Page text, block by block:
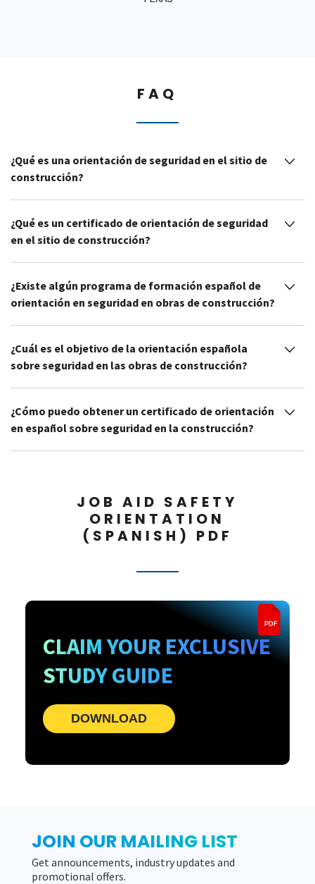
FAQ
¿Qué es una orientación de seguridad en el sitio de
construcción?
¿Qué es un certificado de orientación de seguridad
en el sitio de construcción?
¿Existe algún programa de formación español de
orientación en seguridad en obras de construcción?
¿Cuál es el objetivo de la orientación española
sobre seguridad en las obras de construcción?
¿Cómo puedo obtener un certificado de orientación
en español sobre seguridad en la construcción?
JOB AID SAFETY
ORIENTATION
(SPANISH) PDF
PDF
CLAIM YOUR EXCLUSIVE
STUDY GUIDE
DOWNLOAD
JOIN OUR MAILING LIST
Get announcements, industry updates and
promotional offers.